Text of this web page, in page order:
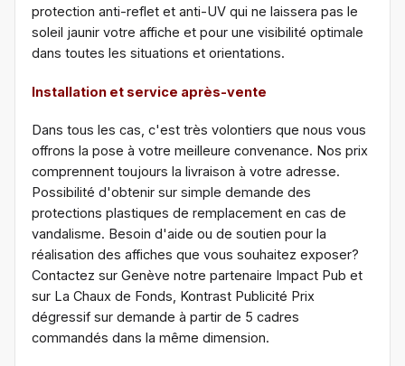
protection anti-reflet et anti-UV qui ne laissera pas le
soleil jaunir votre affiche et pour une visibilité optimale
dans toutes les situations et orientations.
Installation et service après-vente
Dans tous les cas, c'est très volontiers que nous vous
offrons la pose à votre meilleure convenance. Nos prix
comprennent toujours la livraison à votre adresse.
Possibilité d'obtenir sur simple demande des
protections plastiques de remplacement en cas de
vandalisme. Besoin d'aide ou de soutien pour la
réalisation des affiches que vous souhaitez exposer?
Contactez sur Genève notre partenaire Impact Pub et
sur La Chaux de Fonds, Kontrast Publicité Prix
dégressif sur demande à partir de 5 cadres
commandés dans la même dimension.